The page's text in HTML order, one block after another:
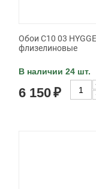
Обои C10 03
флизелиновые
В наличии 24 шт.
6 150₽